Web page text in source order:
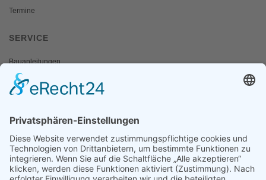
Termine
SERVICE
Bauanleitungen
Schulangebote
Shop
MEDIEN & PRESSE
Informationsfalter
Informativ
Otternet